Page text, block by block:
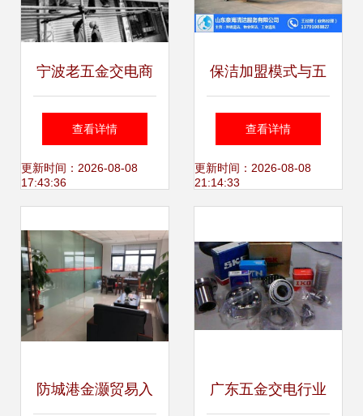
宁波老五金交电商
店拆迁 半个世纪的
自行车记忆即将落
查看详情
更新时间：2026-08-08
17:43:36
保洁加盟模式与五
金交电行业的拓展
经营分析
查看详情
更新时间：2026-08-08
21:14:33
防城港金灏贸易入 广东五金交电行业